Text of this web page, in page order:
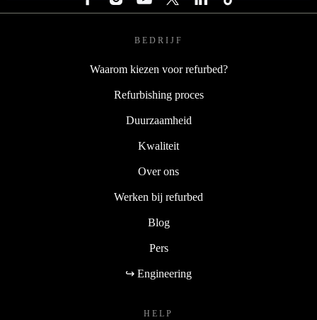
BEDRIJF
Waarom kiezen voor refurbed?
Refurbishing proces
Duurzaamheid
Kwaliteit
Over ons
Werken bij refurbed
Blog
Pers
↪ Engineering
HELP